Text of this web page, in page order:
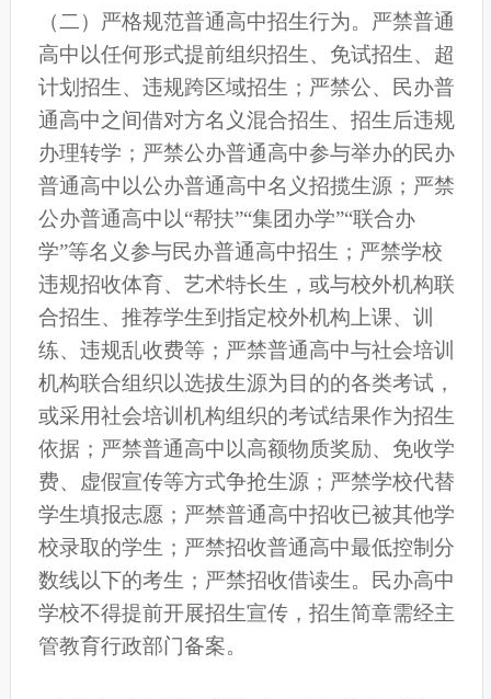
（二）严格规范普通高中招生行为。严禁普通
高中以任何形式提前组织招生、免试招生、超
计划招生、违规跨区域招生；严禁公、民办普
通高中之间借对方名义混合招生、招生后违规
办理转学；严禁公办普通高中参与举办的民办
普通高中以公办普通高中名义招揽生源；严禁
公办普通高中以“帮扶”“集团办学”“联合办
学”等名义参与民办普通高中招生；严禁学校
违规招收体育、艺术特长生，或与校外机构联
合招生、推荐学生到指定校外机构上课、训
练、违规乱收费等；严禁普通高中与社会培训
机构联合组织以选拔生源为目的的各类考试，
或采用社会培训机构组织的考试结果作为招生
依据；严禁普通高中以高额物质奖励、免收学
费、虚假宣传等方式争抢生源；严禁学校代替
学生填报志愿；严禁普通高中招收已被其他学
校录取的学生；严禁招收普通高中最低控制分
数线以下的考生；严禁招收借读生。民办高中
学校不得提前开展招生宣传，招生简章需经主
管教育行政部门备案。